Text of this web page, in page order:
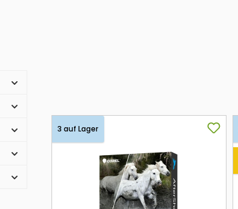
3 auf Lager